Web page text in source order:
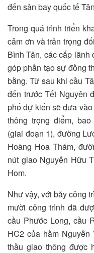
đến sân bay quốc tế
Trong quá trình triển
cảm ơn và trân trọng
Bình Tân, các cấp lãnh
góp phần tạo sự đồng
bằng. Từ sau khi cầu
đến trước Tết Nguyên
phố dự kiến sẽ đưa
thông trọng điểm,
(giai đoạn 1), đường
Hoàng Hoa Thám,
nút giao Nguyễn Hữu
Hom.
Như vậy, với bảy công
mười công trình đã
cầu Phước Long, cầu
HC2 của hầm
thầu giao thông được